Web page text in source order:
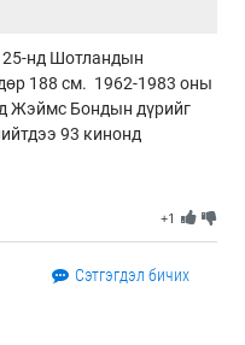
нд Шотландын
188 см. 1962-1983 оны
Жэймс Бондын дүрийг
93 кинонд
+1
Сэтгэгдэл бичих